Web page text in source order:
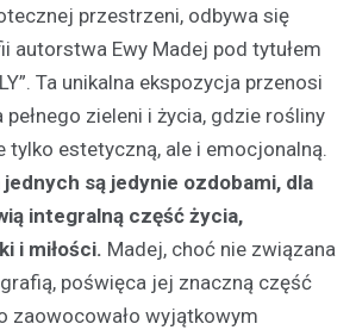
przestrzeni, odbywa się
autorstwa Ewy Madej pod tytułem
Ta unikalna ekspozycja przenosi
zieleni i życia, gdzie rośliny
tylko estetyczną, ale i emocjonalną.
są jedynie ozdobami, dla
integralną część życia,
i miłości. Madej, choć nie związana
poświęca jej znaczną część
zaowocowało wyjątkowym